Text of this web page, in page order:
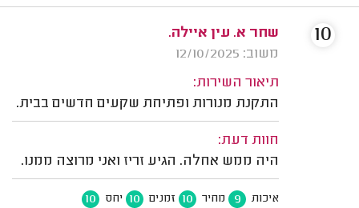
שחר א. עין איילה.
משוב: 12/10/2025
תיאור השירות:
התקנת מנורות ופתיחת שקעים חדשים בבית.
חוות דעת:
היה ממש אחלה. הגיע זריז ואני מרוצה ממנו.
איכות 9 מחיר 10 זמנים 10 יחס 10
10